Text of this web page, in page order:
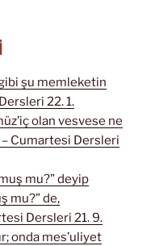
şu memleketin
22. 1.
olan vesvese ne
Cumartesi Dersleri
mu?” deyip
mu?” de,
Dersleri 21. 9.
onda mes’uliyet